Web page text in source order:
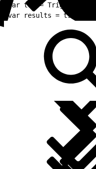
var tsd =
var results =